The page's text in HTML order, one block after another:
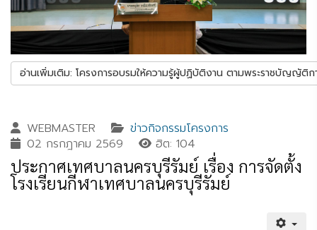
อ่านเพิ่มเติม: โครงการอบรมให้ความรู้ผู้ปฏิบัติงาน ตามพระราชบัญญัติ
WEBMASTER
ข่าวกิจกรรมโครงการ
02 กรกฎาคม 2569
ฮิต: 104
ประกาศเทศบาลนครบุรีรัมย์ เรื่อง การจัดตั้ง
โรงเรียนกีฬาเทศบาลนครบุรีรัมย์